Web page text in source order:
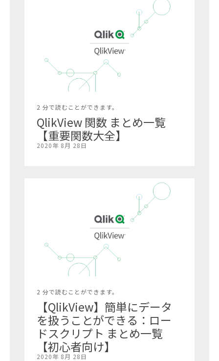
2 分で読むことができます。
QlikView 関数 まとめ一覧
【重要関数大全】
2020年 8月 28日
2 分で読むことができます。
【QlikView】簡単にデータ
を扱うことができる：ロー
ドスクリプト まとめ一覧
【初心者向け】
2020年 8月 28日